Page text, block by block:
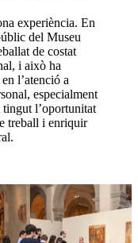
experiència. En
del Museu
de costat
i això ha
l’atenció a
especialment
tingut l’oportunitat
treball i enriquir